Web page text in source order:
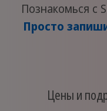
Познакомься с
Просто
Цены и